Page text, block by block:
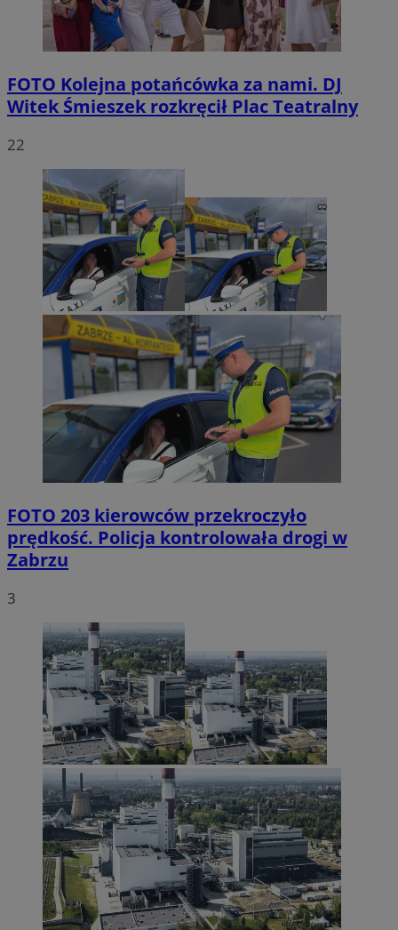
FOTO Kolejna potańcówka za nami. DJ
Witek Śmieszek rozkręcił Plac Teatralny
22
FOTO 203 kierowców przekroczyło
prędkość. Policja kontrolowała drogi w
Zabrzu
3